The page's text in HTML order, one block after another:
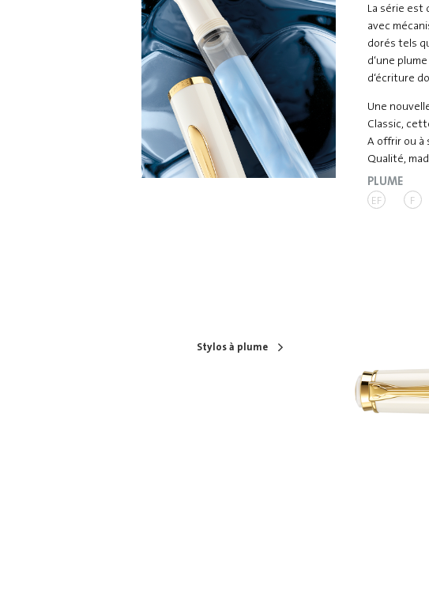
La série est
avec
dorés tels
d‘une
d‘écriture
Une
Classic,
A offrir ou à
Qualité,
PLUME
EF F
Stylos à plume